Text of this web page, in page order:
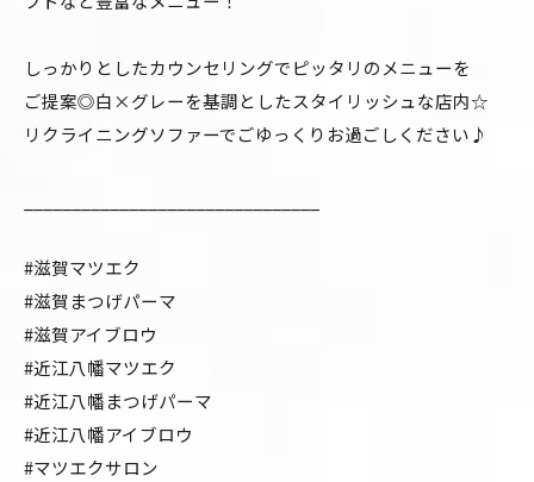
しっかりとしたカウンセリングでピッタリのメニューを
ご提案◎白×グレーを基調としたスタイリッシュな店内☆
リクライニングソファーでごゆっくりお過ごしください♪
#滋賀マツエク
#滋賀まつげパーマ
#滋賀アイブロウ
#近江八幡マツエク
#近江八幡まつげパーマ
#近江八幡アイブロウ
#マツエクサロン